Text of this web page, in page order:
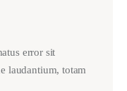
error sit
laudantium, totam